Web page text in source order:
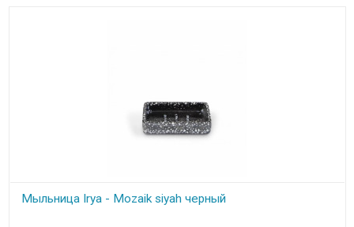
Мыльница Irya - Mozaik siyah черный